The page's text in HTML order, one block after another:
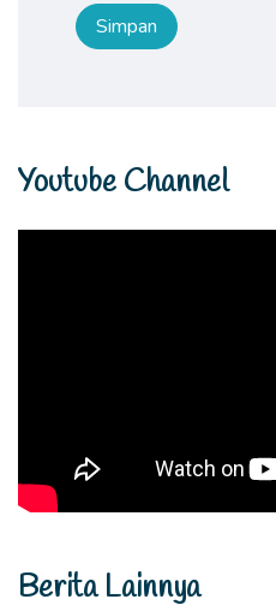
Youtube Channel
Berita Lainnya